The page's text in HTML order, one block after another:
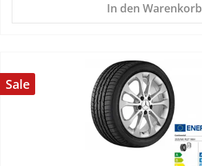
In den Warenkorb
Sale